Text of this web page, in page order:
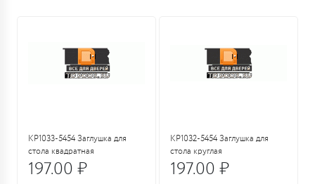
KP1033-5454 Заглушка для
стола квадратная
197.00 ₽
KP1032-5454 Заглушка для
стола круглая
197.00 ₽